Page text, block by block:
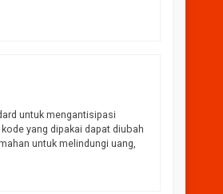
untuk mengantisipasi
yang dipakai dapat diubah
untuk melindungi uang,